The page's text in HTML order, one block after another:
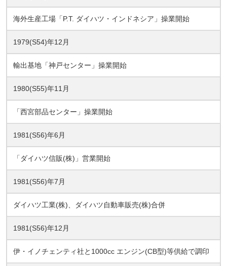
海外生産工場「P.T. ダイハツ・インドネシア」操業開始
1979(S54)年12月
輸出基地「神戸センター」操業開始
1980(S55)年11月
「西宮部品センター」操業開始
1981(S56)年6月
「ダイハツ信販(株)」営業開始
1981(S56)年7月
ダイハツ工業(株)、ダイハツ自動車販売(株)合併
1981(S56)年12月
伊・イノチェンティ社と1000cc エンジン(CB型)等供給で調印